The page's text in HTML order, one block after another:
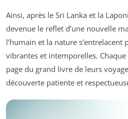
Ainsi, après le Sri Lanka et la
devenue le reflet d’une nouvelle
l’humain et la nature
vibrantes et intemporelles.
page du grand livre de leurs
découverte patiente et